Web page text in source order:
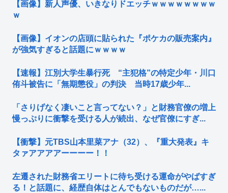
【画像】新人声優、いきなりドエッチｗｗｗｗｗｗｗｗ
ｗ
【画像】イオンの店頭に貼られた『ポケカの販売案内』
が強気すぎると話題にｗｗｗｗ
【速報】江別大学生暴行死 “主犯格”の特定少年・川口
侑斗被告に「無期懲役」の判決 当時17歳少年...
「さりげなく凄いこと言ってない？」と財務官僚の増上
慢っぷりに衝撃を受ける人が続出、なぜ官僚にすぎ...
【衝撃】元TBS山本里菜アナ（32）、『重大発表』キ
タァアアアアーーーー！！
左遷された財務省エリートに待ち受ける運命がやばすぎ
る！と話題に、経歴自体はとんでもないものだが…...